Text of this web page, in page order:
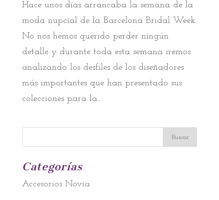
Hace unos días arrancaba la semana de la
moda nupcial de la Barcelona Bridal Week.
No nos hemos querido perder ningún
detalle y durante toda esta semana iremos
analizando los desfiles de los diseñadores
más importantes que han presentado sus
colecciones para la...
Categorías
Accesorios Novia